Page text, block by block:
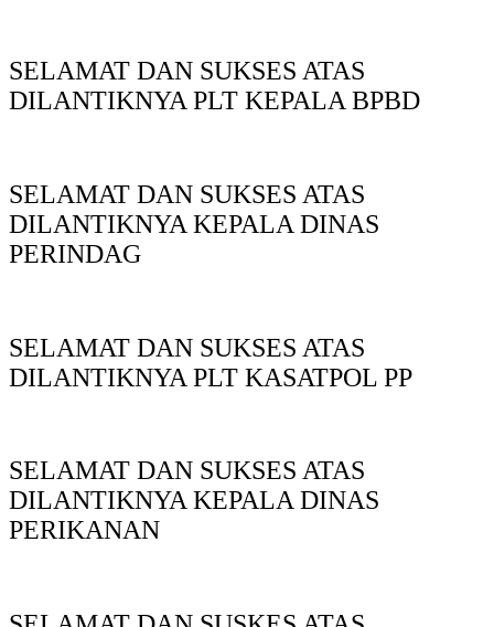
SELAMAT DAN SUKSES ATAS
DILANTIKNYA PLT KEPALA BPBD
SELAMAT DAN SUKSES ATAS
DILANTIKNYA KEPALA DINAS
PERINDAG
SELAMAT DAN SUKSES ATAS
DILANTIKNYA PLT KASATPOL PP
SELAMAT DAN SUKSES ATAS
DILANTIKNYA KEPALA DINAS
PERIKANAN